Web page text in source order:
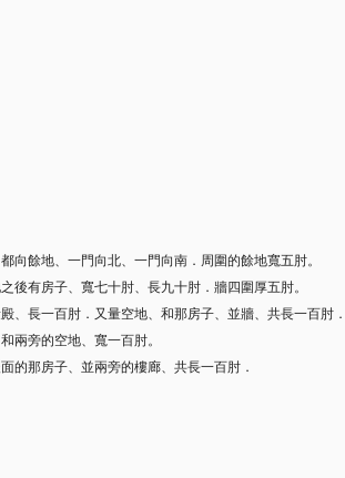
向餘地、一門向北、一門向南．周圍的餘地寬五肘。
後有房子、寬七十肘、長九十肘．牆四圍厚五肘。
、長一百肘．又量空地、和那房子、並牆、共長一百肘
兩旁的空地、寬一百肘。
的那房子、並兩旁的樓廊、共長一百肘．